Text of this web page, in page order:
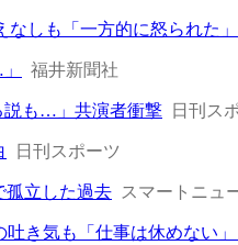
しも「一方的に怒られた」
福井新聞社
説も…」共演者衝撃 日刊ス
日刊スポーツ
孤立した過去 スマートニュ
き気も「仕事は休めない」